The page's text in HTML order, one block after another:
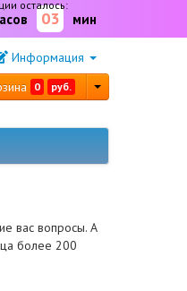
осталось:
03 мин
Информация
0 руб.
вас вопросы. А
более 200